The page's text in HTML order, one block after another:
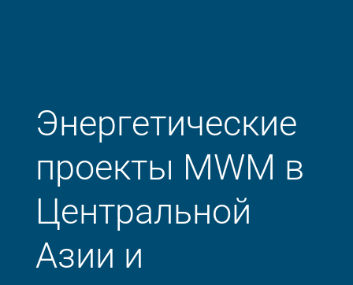
Энергетические
проекты MWM в
Центральной
Азии и